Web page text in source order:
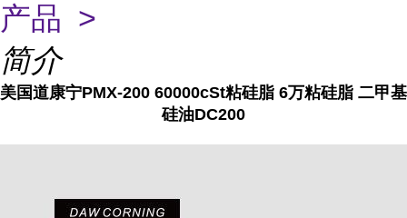
产品 >
简介
美国道康宁PMX-200 60000cSt粘硅脂 6万粘硅脂 二甲基
硅油DC200